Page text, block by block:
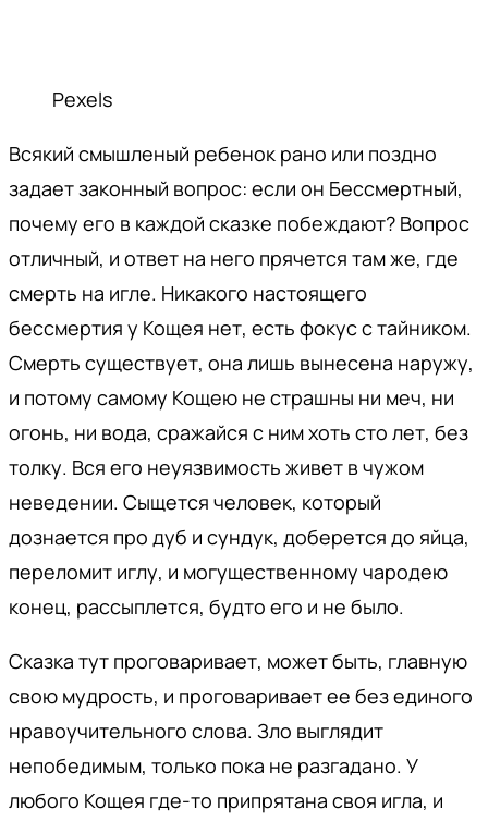
Pexels
Всякий смышленый ребенок рано или поздно
задает законный вопрос: если он Бессмертный,
почему его в каждой сказке побеждают? Вопрос
отличный, и ответ на него прячется там же, где
смерть на игле. Никакого настоящего
бессмертия у Кощея нет, есть фокус с тайником.
Смерть существует, она лишь вынесена наружу,
и потому самому Кощею не страшны ни меч, ни
огонь, ни вода, сражайся с ним хоть сто лет, без
толку. Вся его неуязвимость живет в чужом
неведении. Сыщется человек, который
дознается про дуб и сундук, доберется до яйца,
переломит иглу, и могущественному чародею
конец, рассыплется, будто его и не было.
Сказка тут проговаривает, может быть, главную
свою мудрость, и проговаривает ее без единого
нравоучительного слова. Зло выглядит
непобедимым, только пока не разгадано. У
любого Кощея где-то припрятана своя игла, и